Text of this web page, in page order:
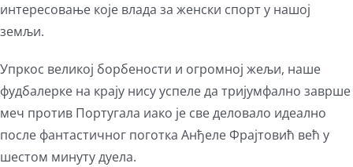
интересовање које влада за женски спорт у нашој
земљи.
Упркос великој борбености и огромној жељи, наше
фудбалерке на крају нису успеле да тријумфално заврше
меч против Португала иако је све деловало идеално
после фантастичног поготка Анђеле Фрајтовић већ у
шестом минуту дуела.